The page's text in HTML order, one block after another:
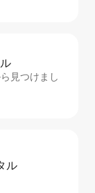
見つけまし
ル